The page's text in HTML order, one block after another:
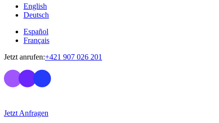
English
Deutsch
Español
Français
Jetzt anrufen:+421 907 026 201
Jetzt Anfragen